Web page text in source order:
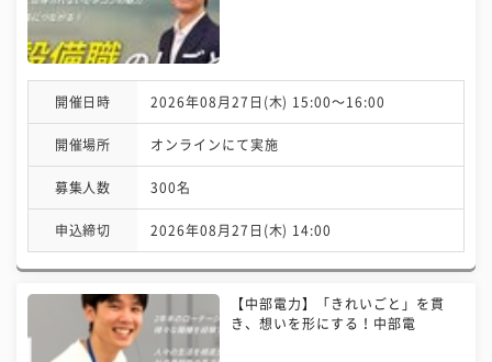
開催日時 2026年08月27日(木) 15:00〜16:00
開催場所 オンラインにて実施
募集人数 300名
申込締切 2026年08月27日(木) 14:00
【中部電力】「きれいごと」を貫
き、想いを形にする！中部電